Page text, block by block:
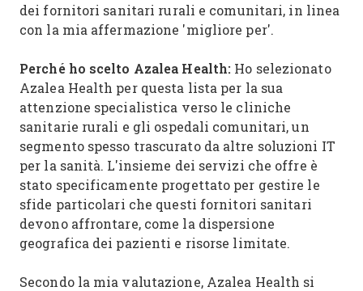
dei fornitori sanitari rurali e comunitari, in linea
con la mia affermazione 'migliore per'.
Perché ho scelto Azalea Health: Ho selezionato
Azalea Health per questa lista per la sua
attenzione specialistica verso le cliniche
sanitarie rurali e gli ospedali comunitari, un
segmento spesso trascurato da altre soluzioni IT
per la sanità. L'insieme dei servizi che offre è
stato specificamente progettato per gestire le
sfide particolari che questi fornitori sanitari
devono affrontare, come la dispersione
geografica dei pazienti e risorse limitate.
Secondo la mia valutazione, Azalea Health si